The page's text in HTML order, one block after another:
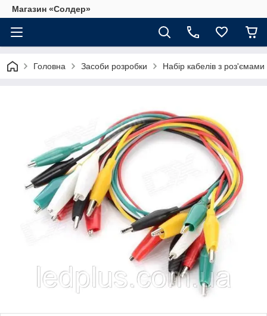
Магазин «Солдер»
Головна Засоби розробки Набір кабелів з